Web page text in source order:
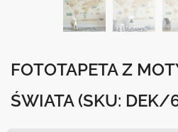
FOTOTAPETA Z
ŚWIATA (SKU: DEK/